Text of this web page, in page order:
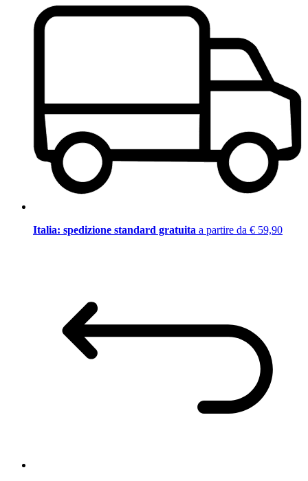
Italia: spedizione standard gratuita a partire da € 59,90